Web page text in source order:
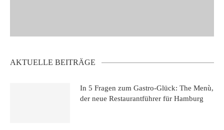
AKTUELLE BEITRÄGE
In 5 Fragen zum Gastro-Glück: The Menù,
der neue Restaurantführer für Hamburg